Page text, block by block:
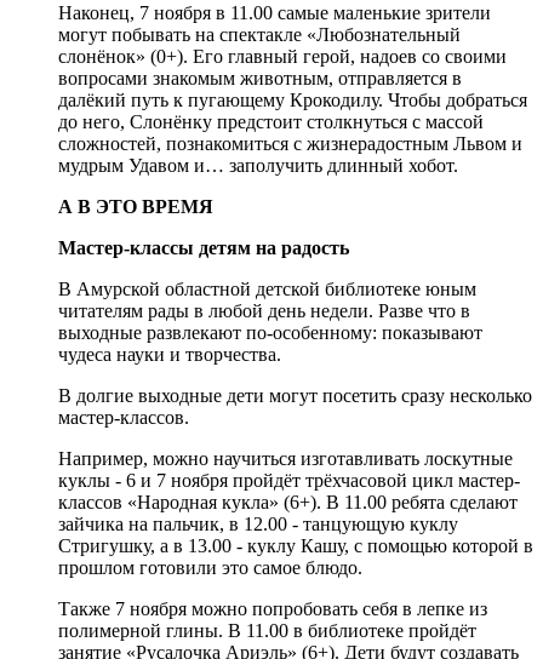
Наконец, 7 ноября в 11.00 самые маленькие зрители
могут побывать на спектакле «Любознательный
слонёнок» (0+). Его главный герой, надоев со своими
вопросами знакомым животным, отправляется в
далёкий путь к пугающему Крокодилу. Чтобы добраться
до него, Слонёнку предстоит столкнуться с массой
сложностей, познакомиться с жизнерадостным Львом и
мудрым Удавом и… заполучить длинный хобот.
А В ЭТО ВРЕМЯ
Мастер-классы детям на радость
В Амурской областной детской библиотеке юным
читателям рады в любой день недели. Разве что в
выходные развлекают по-особенному: показывают
чудеса науки и творчества.
В долгие выходные дети могут посетить сразу несколько
мастер-классов.
Например, можно научиться изготавливать лоскутные
куклы - 6 и 7 ноября пройдёт трёхчасовой цикл мастер-
классов «Народная кукла» (6+). В 11.00 ребята сделают
зайчика на пальчик, в 12.00 - танцующую куклу
Стригушку, а в 13.00 - куклу Кашу, с помощью которой в
прошлом готовили это самое блюдо.
Также 7 ноября можно попробовать себя в лепке из
полимерной глины. В 11.00 в библиотеке пройдёт
занятие «Русалочка Ариэль» (6+). Дети будут создавать